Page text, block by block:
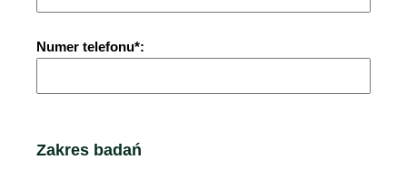
Numer telefonu*:
Zakres badań